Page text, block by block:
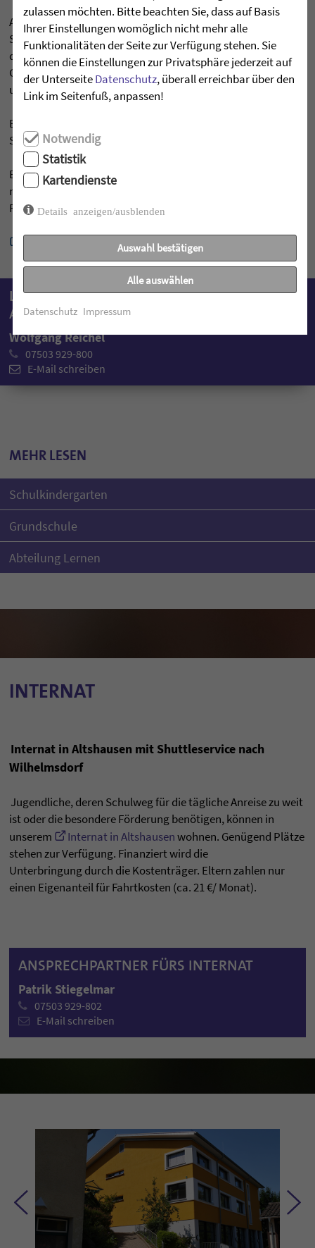
Am Vormittag findet für alle Kinder regelmäßig
Sprachtherapie in Einzelförderung oder in einer Kleingruppe
durch eine Sprachheillehrkraft statt. Die Erzieherinnen der
Gruppen nehmen die Impulse aus der Sprachtherapie auf
und vertiefen das Geübte durch Wiederholung.
Einen großen Stellenwert nimmt auch die Entwicklung der
Schulreife und die Vorbereitung auf die Schule ein.
Eine wertschätzende und vertrauensvolle Zusammenarbeit
mit den Eltern ist uns in allen Phasen der Begleitung und
Förderung des Kindes sehr wichtig.
mehr lesen »
LEITUNG DES SCHULKINDERGARTENS MIT
AUSSENSTELLEN
Wolfgang Reichel
07503 929-800
E-Mail schreiben
MEHR LESEN
Schulkindergarten
Grundschule
Abteilung Lernen
INTERNAT
Internat in Altshausen mit Shuttleservice nach
Wilhelmsdorf
Jugendliche, deren Schulweg für die tägliche Anreise zu weit
ist oder die besondere Förderung benötigen, können in
unserem
Internat in Altshausenwohnen. Genügend Plätze
stehen zur Verfügung. Finanziert wird die
Unterbringung durch die Kostenträger. Eltern zahlen nur
einen Eigenanteil für Fahrtkosten (ca. 21 €/ Monat).
ANSPRECHPARTNER FÜRS INTERNAT
Patrik Stiegelmar
07503 929-802
E-Mail schreiben
zulassen möchten. Bitte beachten Sie, dass auf Basis
Ihrer Einstellungen womöglich nicht mehr alle
Funktionalitäten der Seite zur Verfügung stehen. Sie
können die Einstellungen zur Privatsphäre jederzeit auf
der UnterseiteDatenschutz, überall erreichbar über den
Link im Seitenfuß, anpassen!
Notwendig
Statistik
Kartendienste
Details anzeigen/ausblenden
Auswahl bestätigen
Alle auswählen
Datenschutz Impressum